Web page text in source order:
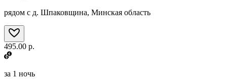
рядом с д. Шпаковщина, Минская область
495.00 р.
за 1 ночь